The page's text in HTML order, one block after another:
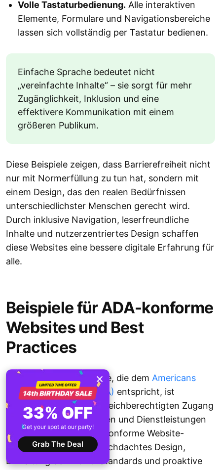
Volle Tastaturbedienung. Alle interaktiven
Elemente, Formulare und Navigationsbereiche
lassen sich vollständig per Tastatur bedienen.
Einfache Sprache bedeutet nicht
„vereinfachte Inhalte“ – sie sorgt für mehr
Zugänglichkeit, Inklusion und eine
effektivere Kommunikation mit einem
größeren Publikum.
Diese Beispiele zeigen, dass Barrierefreiheit nicht
nur mit Normerfüllung zu tun hat, sondern mit
einem Design, das den realen Bedürfnissen
unterschiedlichster Menschen gerecht wird.
Durch inklusive Navigation, leserfreundliche
Inhalte und nutzerzentriertes Design schaffen
diese Websites eine bessere digitale Erfahrung für
alle.
Beispiele für ADA-konforme
Websites und Best
Practices
Der Aufbau einer Website, die dem Americans
with Disabilities Act (ADA) entspricht, ist
entscheidend, um den gleichberechtigten Zugang
zu digitalen Informationen und Dienstleistungen
zu gewährleisten. ADA-konforme Website-
Beispiele zeigen, wie durchdachtes Design,
Einhaltung der WCAG-Standards und proaktive
33% OFF
Get your spot at our party!
Grab The Deal